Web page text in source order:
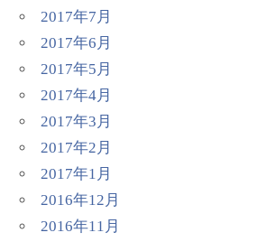
2017年7月
2017年6月
2017年5月
2017年4月
2017年3月
2017年2月
2017年1月
2016年12月
2016年11月